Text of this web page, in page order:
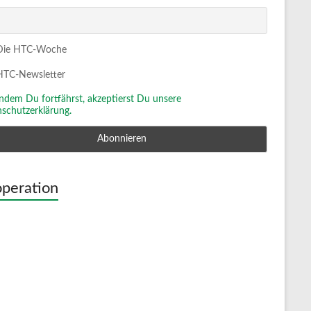
HTC-Woche
Newsletter
Indem Du fortfährst, akzeptierst Du unsere